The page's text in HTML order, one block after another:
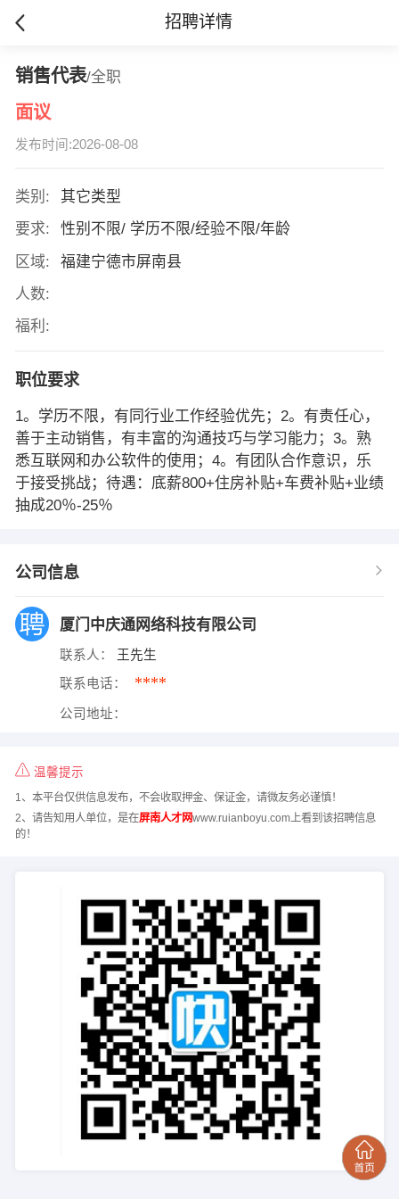
招聘详情
销售代表/全职
面议
发布时间:2026-08-08
类别:
其它类型
要求:
性别不限/ 学历不限/经验不限/年龄
区域:
福建宁德市屏南县
人数:
福利:
职位要求
1。学历不限，有同行业工作经验优先；2。有责任心，
善于主动销售，有丰富的沟通技巧与学习能力；3。熟
悉互联网和办公软件的使用；4。有团队合作意识，乐
于接受挑战；待遇：底薪800+住房补贴+车费补贴+业绩
抽成20％-25％
公司信息
厦门中庆通网络科技有限公司
联系人： 王先生
联系电话： ****
公司地址：
温馨提示
1、本平台仅供信息发布，不会收取押金、保证金，请微友务必谨慎！
2、请告知用人单位，是在屏南人才网www.ruianboyu.com上看到该招聘信息
的！